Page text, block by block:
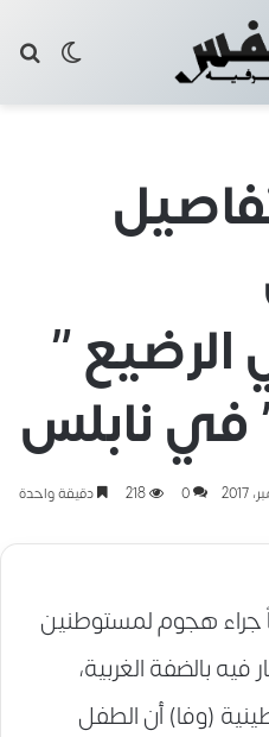
”
نابلس
0
218 دقيقة واحدة
هجوم لمستوطنين
فيه بالضفة الغربية،
(وفا) أن الطفل